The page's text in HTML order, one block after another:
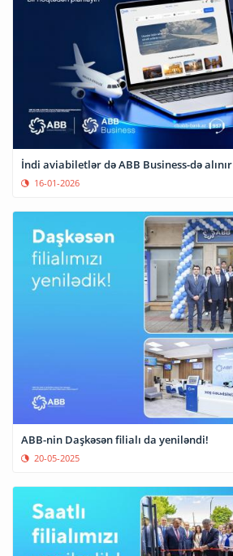
İndi aviabiletlər də ABB Business-də alınır
16-01-2026
ABB-nin Daşkəsən filialı da yeniləndi!
20-05-2025